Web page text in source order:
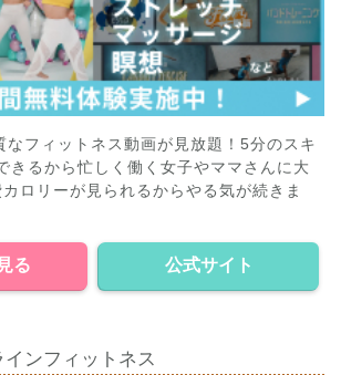
なフィットネス動画が見放題！5分のスキ
きるから忙しく働く女子やママさんに大
ロリーが見られるからやる気が続きま
る 公式サイト
インフィットネス